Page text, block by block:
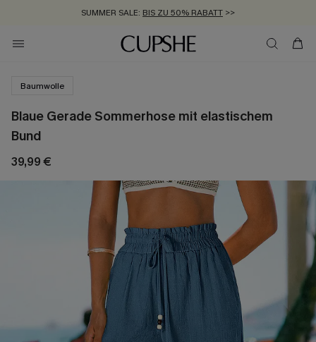
SUMMER SALE: BIS ZU 50% RABATT >>
ZUM NEWSLETTER:BIS ZU -20% EXTRA ERHALTEN
KOSTENLOSER VERSAND AB 89 €
Baumwolle
Blaue Gerade Sommerhose mit elastischem
Bund
39,99 €